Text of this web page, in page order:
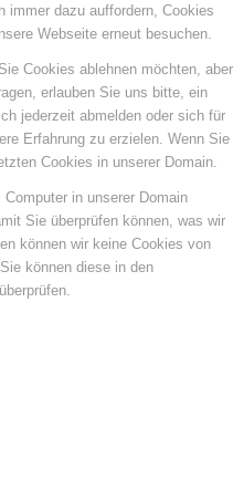
immer dazu auffordern, Cookies
Webseite erneut besuchen.
Cookies ablehnen möchten, aber
erlauben Sie uns bitte, ein
jederzeit abmelden oder sich für
Erfahrung zu erzielen. Wenn Sie
Cookies in unserer Domain.
in unserer Domain
Sie überprüfen können, was wir
können wir keine Cookies von
können diese in den